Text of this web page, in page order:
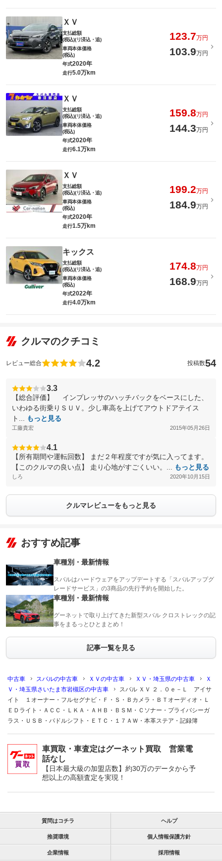
ＸＶ
支払総額
(税込)(リ済込・追)
123.7万円
車両本体価格
(税込)
103.9万円
年式2020年
走行5.0万km
ＸＶ
支払総額
(税込)(リ済込・追)
159.8万円
車両本体価格
(税込)
144.3万円
年式2020年
走行6.1万km
ＸＶ
支払総額
(税込)(リ済込・追)
199.2万円
車両本体価格
(税込)
184.9万円
年式2020年
走行1.5万km
キックス
支払総額
(税込)(リ済込・追)
174.8万円
車両本体価格
(税込)
168.9万円
年式2022年
走行4.0万km
クルマのクチコミ
レビュー総合 4.2 投稿数54
3.3
【総合評価】 インプレッサのハッチバックをベースにした、
いわゆる街乗りＳＵＶ。少し車高を上げてアウトドアテイス
ト...
もっと見る
工藤貴宏 2015年05月26日
4.1
【所有期間や運転回数】 まだ２年程度ですが気に入ってます。
【このクルマの良い点】 走り心地がすごくいい。...
もっと見る
しろ 2020年10月15日
クルマレビューをもっと見る
おすすめ記事
車種別・最新情報
スバルはハードウェアをアップデートする「スバルアップグ
レードサービス」の3商品の先行予約を開始した。
車種別・最新情報
グーネットで取り上げてきた新型スバル クロストレックの記
事をまるっとひとまとめ！
記事一覧を見る
中古車 スバルの中古車 ＸＶの中古車 ＸＶ・埼玉県の中古車
Ｘ
Ｖ・埼玉県さいたま市岩槻区の中古車
スバル ＸＶ ２．０ｅ－Ｌ アイサ
イト １オーナー・フルセグナビ・Ｆ・Ｓ・Ｂカメラ・ＢＴオーディオ・Ｌ
ＥＤライト・ＡＣＣ・ＬＫＡ・ＡＨＢ・ＢＳＭ・Ｃソナー・プライバシーガ
ラス・ＵＳＢ・パドルシフト・ＥＴＣ・１７ＡＷ・本革ステア・記録簿
車買取・車査定はグーネット買取 営業電
話なし
【日本最大級の加盟店数】約30万のデータから予
想以上の高額査定を実現！
質問はコチラ ヘルプ
推奨環境 個人情報保護方針
企業情報 採用情報